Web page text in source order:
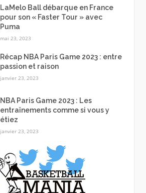
LaMelo Ball débarque en France
pour son « Faster Tour » avec
Puma
mai 23, 2023
Récap NBA Paris Game 2023 : entre
passion et raison
janvier 23, 2023
NBA Paris Game 2023 : Les
entraînements comme si vous y
étiez
janvier 23, 2023